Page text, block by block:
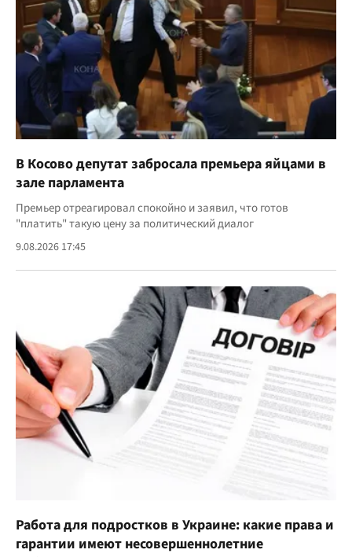
В Косово депутат забросала премьера яйцами в
зале парламента
Премьер отреагировал спокойно и заявил, что готов
"платить" такую цену за политический диалог
9.08.2026 17:45
Работа для подростков в Украине: какие права и
гарантии имеют несовершеннолетние